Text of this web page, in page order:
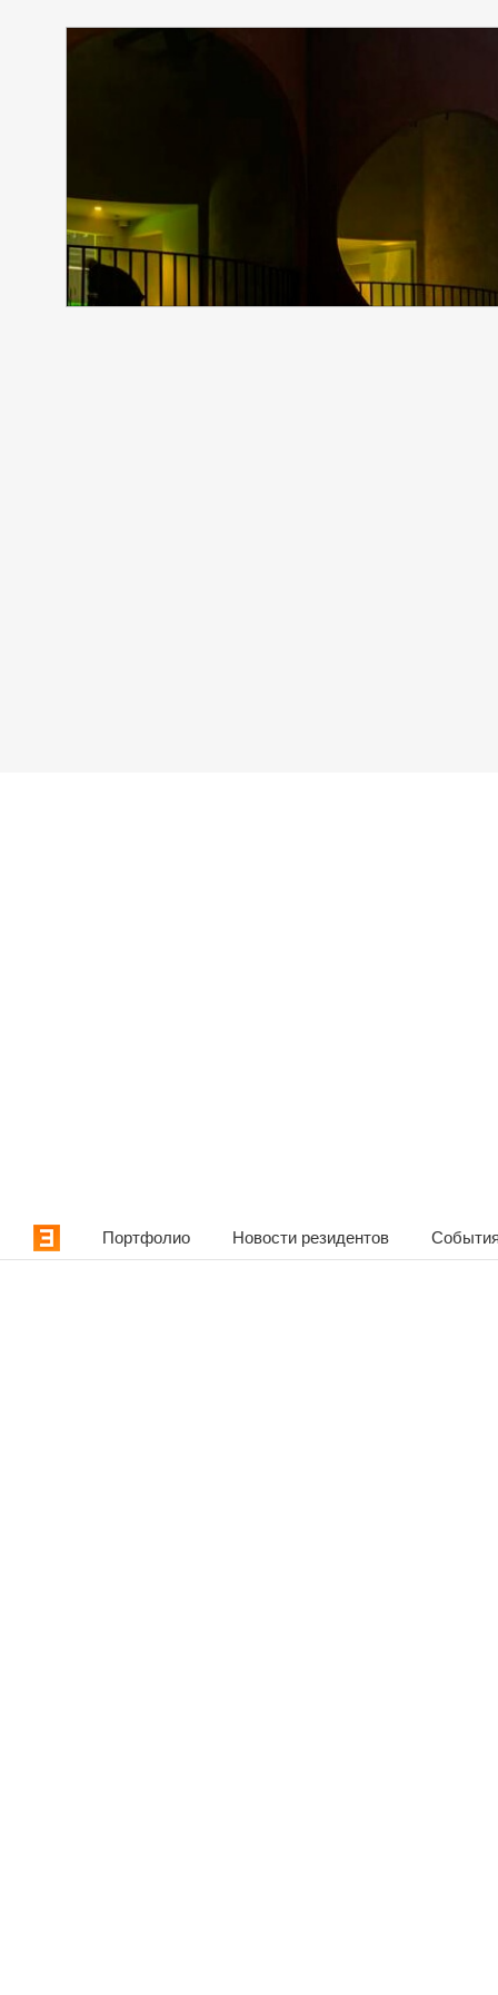
Портфолио Новости резидентов